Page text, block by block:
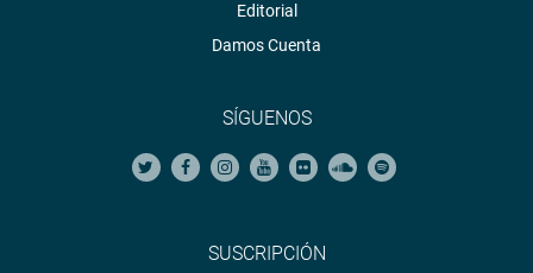
Editorial
Damos Cuenta
SÍGUENOS
SUSCRIPCIÓN